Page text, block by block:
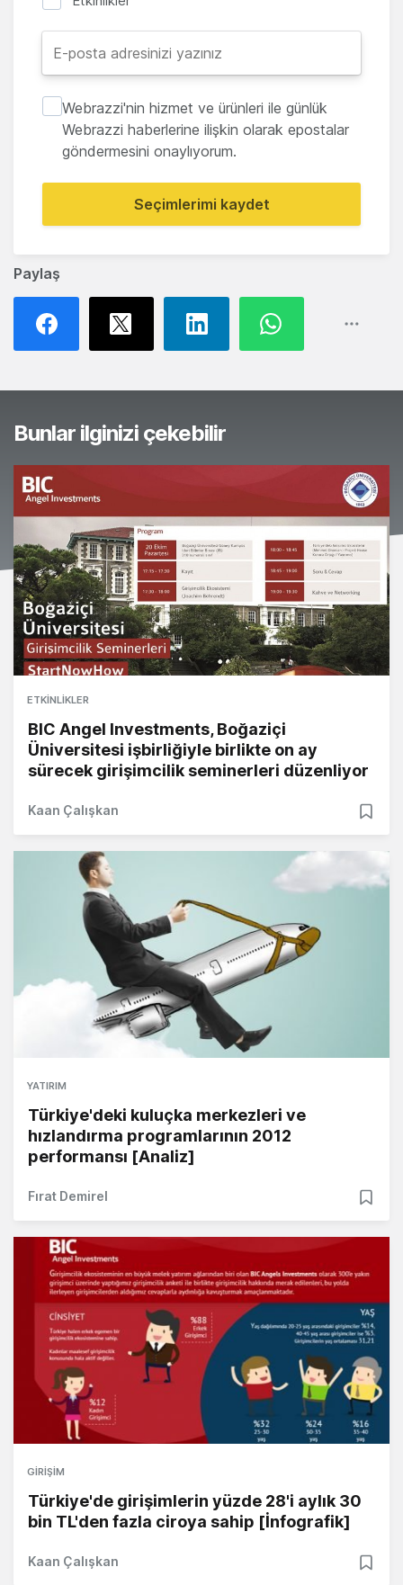
Paylaş
Webrazzi'nin hizmet ve ürünleri ile günlük
Webrazzi haberlerine ilişkin olarak epostalar
göndermesini onaylıyorum.
Seçimlerimi kaydet
Bunlar ilginizi çekebilir
ETKINLIKLER
BIC Angel Investments, Boğaziçi
Üniversitesi işbirliğiyle birlikte on ay
sürecek girişimcilik seminerleri düzenliyor
Kaan Çalışkan
YATIRIM
Türkiye'deki kuluçka merkezleri ve
hızlandırma programlarının 2012
performansı [Analiz]
Fırat Demirel
GIRIŞIM
Türkiye'de girişimlerin yüzde 28'i aylık 30
bin TL'den fazla ciroya sahip [İnfografik]
Kaan Çalışkan